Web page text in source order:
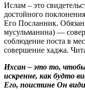
Ислам – это
достойного
Его Посланник.
мусульманина) —
соблюдение поста в
совершение хаджа.
Ихсан – это то,
искренне, как будто
Его, поистине Он